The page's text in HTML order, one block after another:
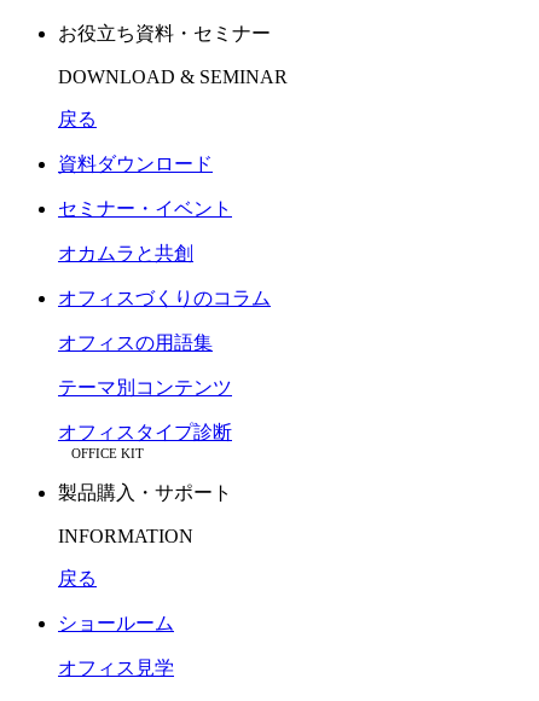
お役立ち資料・セミナー
DOWNLOAD & SEMINAR
戻る
資料ダウンロード
セミナー・イベント
オカムラと共創
オフィスづくりのコラム
オフィスの用語集
テーマ別コンテンツ
オフィスタイプ診断
OFFICE KIT
製品購入・サポート
INFORMATION
戻る
ショールーム
オフィス見学